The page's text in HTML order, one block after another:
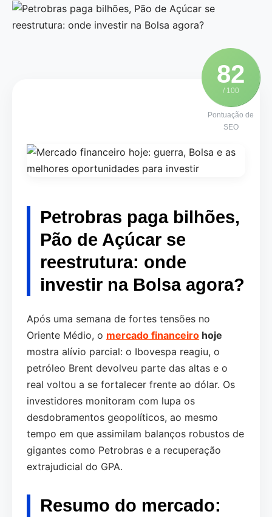
82
/ 100
Pontuação de
SEO
Petrobras paga bilhões,
Pão de Açúcar se
reestrutura: onde
investir na Bolsa agora?
Após uma semana de fortes tensões no
Oriente Médio, o mercado financeiro hoje
mostra alívio parcial: o Ibovespa reagiu, o
petróleo Brent devolveu parte das altas e o
real voltou a se fortalecer frente ao dólar. Os
investidores monitoram com lupa os
desdobramentos geopolíticos, ao mesmo
tempo em que assimilam balanços robustos de
gigantes como Petrobras e a recuperação
extrajudicial do GPA.
Resumo do mercado: